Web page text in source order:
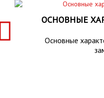
ОСНОВНЫЕ
Основные